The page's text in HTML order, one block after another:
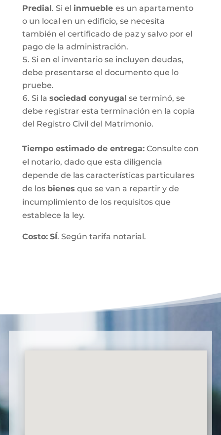
Predial. Si el inmueble es un apartamento
o un local en un edificio, se necesita
también el certificado de paz y salvo por el
pago de la administración.
Si en el inventario se incluyen deudas,
debe presentarse el documento que lo
pruebe.
Si la sociedad conyugal se terminó, se
debe registrar esta terminación en la copia
del Registro Civil del Matrimonio.
Tiempo estimado de entrega:Consulte con
el notario, dado que esta diligencia
depende de las características particulares
de los bienes que se van a repartir y de
incumplimiento de los requisitos que
establece la ley.
Costo: SÍ. Según tarifa notarial.